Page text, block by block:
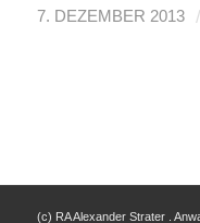
7. DEZEMBER 2013 /
(c) RA Alexander Strater .